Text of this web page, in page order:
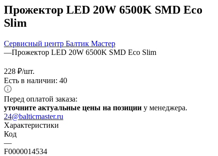
Прожектор LED 20W 6500K SMD Eco
Slim
Сервисный центр Балтик Мастер
—Прожектор LED 20W 6500K SMD Eco Slim
228 ₽/шт.
Есть в наличии: 40
Перед оплатой заказа:
уточните актуальные цены на позиции у менеджера.
24@balticmaster.ru
Характеристики
Код
—
F0000014534